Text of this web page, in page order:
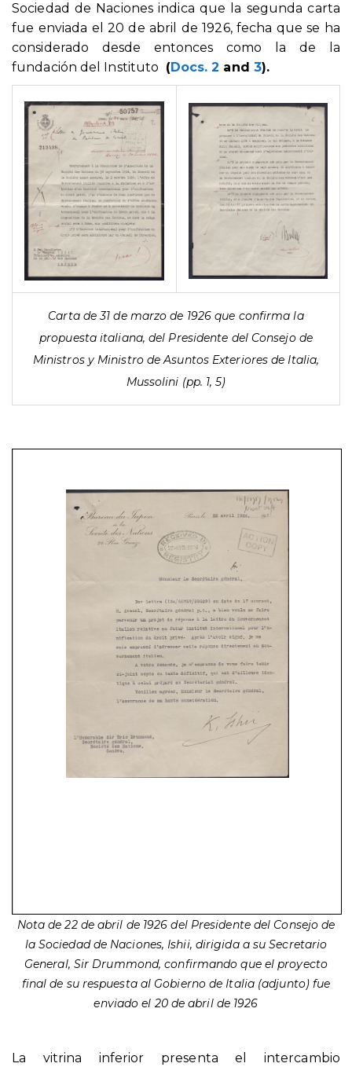
Sociedad de Naciones indica que la segunda carta
fue enviada el 20 de abril de 1926, fecha que se ha
considerado desde entonces como la de la
fundación del Instituto (Docs. 2 and 3).
Carta de 31 de marzo de 1926 que confirma la
propuesta italiana, del Presidente del Consejo de
Ministros y Ministro de Asuntos Exteriores de Italia,
Mussolini (pp. 1, 5)
Nota de 22 de abril de 1926 del Presidente del Consejo de
la Sociedad de Naciones, Ishii, dirigida a su Secretario
General, Sir Drummond, confirmando que el proyecto
final de su respuesta al Gobierno de Italia (adjunto) fue
enviado el 20 de abril de 1926
La vitrina inferior presenta el intercambio